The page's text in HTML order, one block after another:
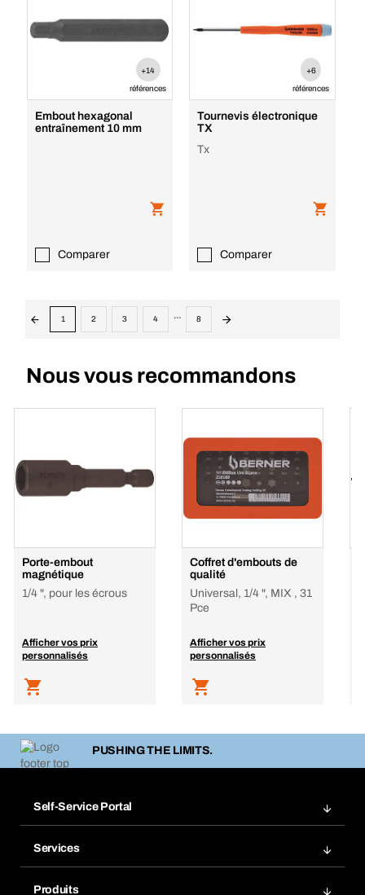
+14
références
Embout hexagonal
entraînement 10 mm
Comparer
+6
références
Tournevis électronique
TX
Tx
Comparer
1 2 3 4 ... 8
Nous vous recommandons
Porte-embout
magnétique
1/4 ", pour les écrous
Afficher vos prix
personnalisés
Coffret d'embouts de
qualité
Universal, 1/4 ", MIX , 31
Pce
Afficher vos prix
personnalisés
PUSHING THE LIMITS.
Self-Service Portal
Favoris
Services
Produits